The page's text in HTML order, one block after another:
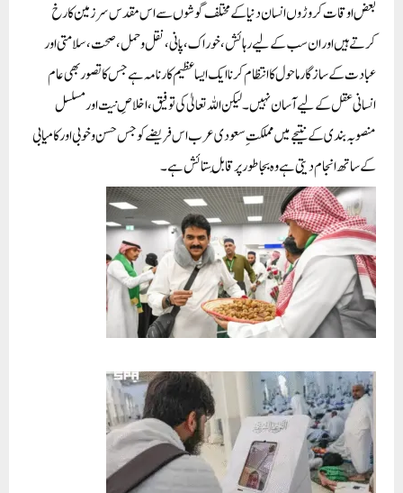
بعض اوقات کروڑوں انسان دنیا کے مختلف گوشوں سے اس مقدس سرزمین کا رخ
کرتے ہیں اور ان سب کے لیے رہائش، خوراک، پانی، نقل و حمل، صحت، سلامتی اور
عبادت کے سازگار ماحول کا انتظام کرنا ایک ایسا عظیم کارنامہ ہے جس کا تصور بھی عام
انسانی عقل کے لیے آسان نہیں۔ لیکن اللہ تعالیٰ کی توفیق، اخلاصِ نیت اور مسلسل
منصوبہ بندی کے نتیجے میں مملکتِ سعودی عرب اس فریضے کو جس حسن و خوبی اور کامیابی
کے ساتھ انجام دیتی ہے وہ بجا طور پر قابلِ ستائش ہے۔